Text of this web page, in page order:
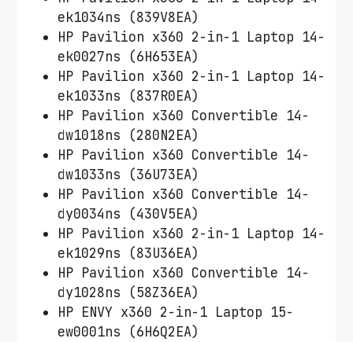
ek1034ns (839V8EA)
HP Pavilion x360 2-in-1 Laptop 14-
ek0027ns (6H653EA)
HP Pavilion x360 2-in-1 Laptop 14-
ek1033ns (837R0EA)
HP Pavilion x360 Convertible 14-
dw1018ns (280N2EA)
HP Pavilion x360 Convertible 14-
dw1033ns (36U73EA)
HP Pavilion x360 Convertible 14-
dy0034ns (430V5EA)
HP Pavilion x360 2-in-1 Laptop 14-
ek1029ns (83U36EA)
HP Pavilion x360 Convertible 14-
dy1028ns (58Z36EA)
HP ENVY x360 2-in-1 Laptop 15-
ew0001ns (6H6Q2EA)